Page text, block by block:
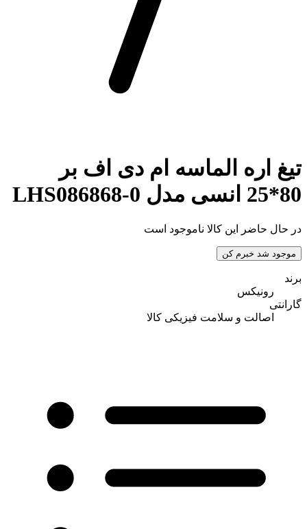
تیغ اره الماسه ام دی اف بر
80*25 انسی مدل LHS086868-0
در حال حاضر این کالا ناموجود است
موجود شد خبرم کن
برند
رونیکس
گارانتی
اصالت و سلامت فیزیکی کالا